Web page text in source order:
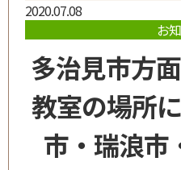
2020.07.08
お
多治見市方
教室の場所
市・瑞浪市